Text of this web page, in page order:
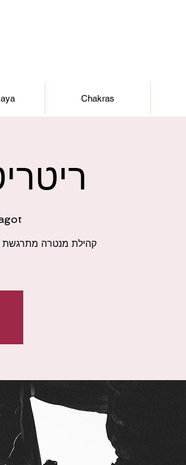
Chakras
קהילת מנטרה מתרגשת